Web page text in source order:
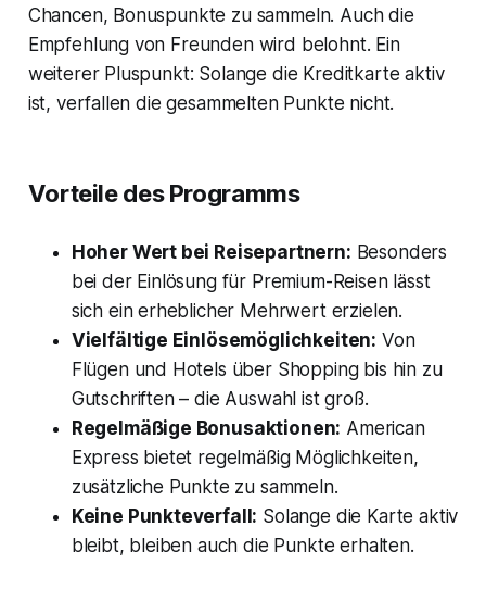
Chancen, Bonuspunkte zu sammeln. Auch die
Empfehlung von Freunden wird belohnt. Ein
weiterer Pluspunkt: Solange die Kreditkarte aktiv
ist, verfallen die gesammelten Punkte nicht.
Vorteile des Programms
Hoher Wert bei Reisepartnern: Besonders
bei der Einlösung für Premium-Reisen lässt
sich ein erheblicher Mehrwert erzielen.
Vielfältige Einlösemöglichkeiten: Von
Flügen und Hotels über Shopping bis hin zu
Gutschriften – die Auswahl ist groß.
Regelmäßige Bonusaktionen: American
Express bietet regelmäßig Möglichkeiten,
zusätzliche Punkte zu sammeln.
Keine Punkteverfall: Solange die Karte aktiv
bleibt, bleiben auch die Punkte erhalten.